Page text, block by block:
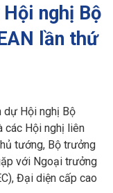
nghị Bộ
lần thứ
dự Hội nghị Bộ
các Hội nghị liên
tướng, Bộ trưởng
với Ngoại trưởng
Đại diện cấp cao